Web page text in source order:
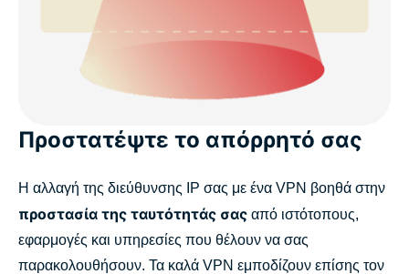
Προστατέψτε το απόρρητό σας
Η αλλαγή της διεύθυνσης IP σας με ένα VPN βοηθά στην
προστασία της ταυτότητάς σας από ιστότοπους,
εφαρμογές και υπηρεσίες που θέλουν να σας
παρακολουθήσουν. Τα καλά VPN εμποδίζουν επίσης τον